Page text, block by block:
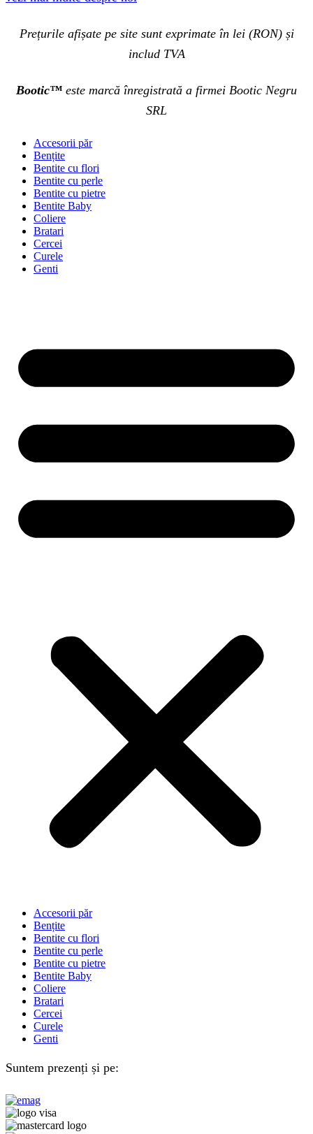
Prețurile afișate pe site sunt exprimate în lei (RON) și
includ TVA
Bootic™ este marcă înregistrată a firmei Bootic Negru
SRL
Accesorii păr
Bențite
Bentite cu flori
Bentite cu perle
Bentite cu pietre
Bentite Baby
Coliere
Bratari
Cercei
Curele
Genti
Accesorii păr
Bențite
Bentite cu flori
Bentite cu perle
Bentite cu pietre
Bentite Baby
Coliere
Bratari
Cercei
Curele
Genti
Suntem prezenți și pe: